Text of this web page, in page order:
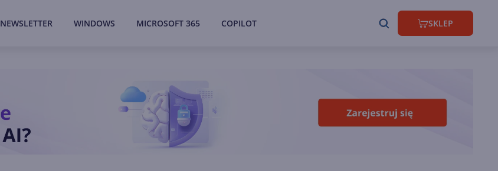
NEWSLETTER WINDOWS MICROSOFT 365 COPILOT SKLEP